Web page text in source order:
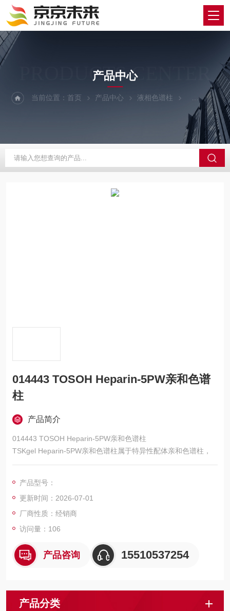
PRODUCTS CENTER
产品中心
当前位置：首页 产品中心 液相色谱柱 TOSOH/东曹
014443 TOSOH Heparin-5PW亲和色谱
柱
产品简介
014443 TOSOH Heparin-5PW亲和色谱柱
TSKgel Heparin-5PW亲和色谱柱属于特异性配体亲和色谱柱，
产品型号：
更新时间：2026-07-01
厂商性质：经销商
访问量：106
产品咨询 15510537254
产品分类